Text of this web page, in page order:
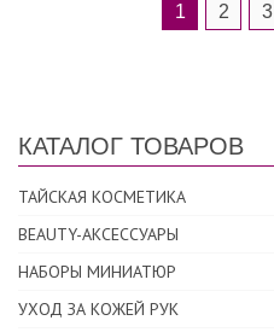
1 2 3
КАТАЛОГ ТОВАРОВ
ТАЙСКАЯ КОСМЕТИКА
BEAUTY-АКСЕССУАРЫ
НАБОРЫ МИНИАТЮР
УХОД ЗА КОЖЕЙ РУК